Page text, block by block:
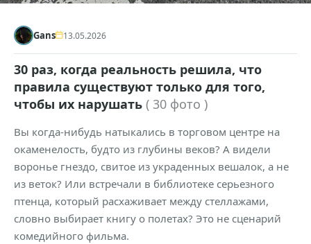
Gans 13.05.2026
30 раз, когда реальность решила, что
правила существуют только для того,
чтобы их нарушать ( 30 фото )
Вы когда-нибудь натыкались в торговом центре на
окаменелость, будто из глубины веков? А видели
воронье гнездо, свитое из украденных вешалок, а не
из веток? Или встречали в библиотеке серьезного
птенца, который расхаживает между стеллажами,
словно выбирает книгу о полетах? Это не сценарий
комедийного фильма.